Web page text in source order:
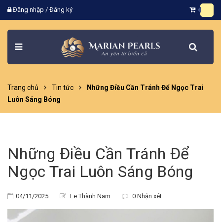
Đăng nhập / Đăng ký
Trang chủ Tin tức
Những Điều Cần Tránh Để Ngọc Trai
Luôn Sáng Bóng
Những Điều Cần Tránh Để
Ngọc Trai Luôn Sáng Bóng
04/11/2025 Le Thành Nam 0 Nhận xét